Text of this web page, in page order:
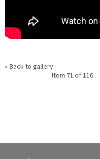
« Back to gallery
Item 71 of 116